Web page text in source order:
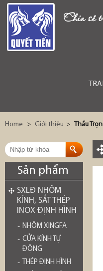
Chia sẻ
Home > Giới thiệu > Thầu
Sản phẩm
SXLĐ NHÔM
KÍNH, SẮT THÉP
INOX ĐỊNH HÌNH
NHÔM XINGFA
CỬA KÍNH TỰ
ĐỘNG
THÉP ĐỊNH HÌNH